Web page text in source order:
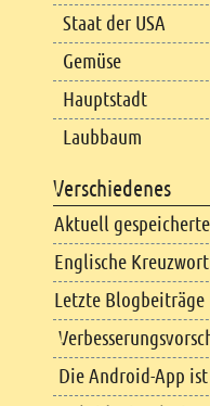
Staat der USA
Gemüse
Hauptstadt
Laubbaum
Verschiedenes
Aktuell
Englische
Letzte Blogbeiträge
Die Android-App